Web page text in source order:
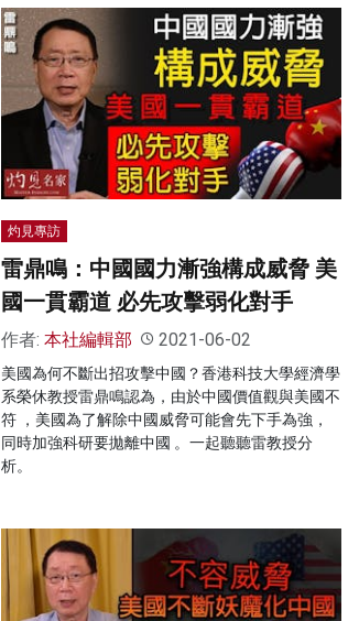
灼見專訪
雷鼎鳴：中國國力漸強構成威脅 美
國一貫霸道 必先攻擊弱化對手
作者: 本社編輯部 2021-06-02
美國為何不斷出招攻擊中國？香港科技大學經濟學
系榮休教授雷鼎鳴認為，由於中國價值觀與美國不
符 ，美國為了解除中國威脅可能會先下手為強，
同時加強科研要拋離中國 。一起聽聽雷教授分
析。